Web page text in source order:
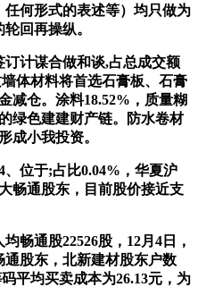
何形式的表述等）均只做为
回再操纵。
计谋合做和谈,占总成交额
体材料将首选石膏板、石膏
减仓。涂料18.52%，质量糊
绿色建建财产链。防水卷材
成小我投资。
位于;占比0.04%，华夏沪
畅通股东，目前股价接近支
通股22526股，12月4日，
股东，北新建材股东户数
平均买卖成本为26.13元，为